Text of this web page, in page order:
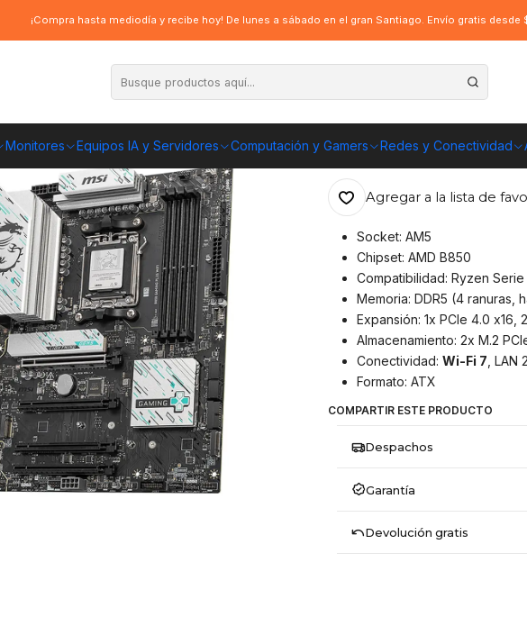
Monitores Equipos IA y Servidores Computación y Gamers Redes y Conectividad
¡Compra hasta mediodía y recibe hoy! De lunes a sábado en el gran Santiago. Envío gratis desde
Placa Madre MSI B850 Gaming Plus Wifi, AM5, 4x DDR5, Wi-Fi 7
Placa Madre MSI
DDR5, Wi-Fi 7
ENVÍO GRATIS A TODO
Agregar a la lista de
Socket: AM5
Chipset: AMD B850
Compatibilidad: Ryzen
Memoria: DDR5 (4 ranuras,
Expansión: 1x PCIe 4.0 x16,
Almacenamiento: 2x M.2
Conectividad: Wi-Fi 7 , LAN
Formato: ATX
COMPARTIR ESTE PRODUCTO
Despachos
Garantía
Devolución gratis